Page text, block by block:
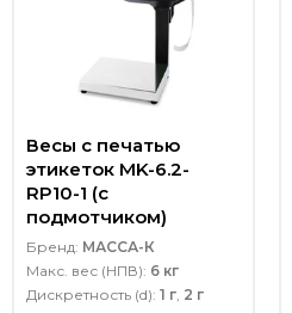
Весы с печатью
этикеток MK-6.2-
RP10-1 (с
подмотчиком)
Бренд: МАССА-К
Макс. вес (НПВ): 6 кг
Дискретность (d): 1 г, 2 г